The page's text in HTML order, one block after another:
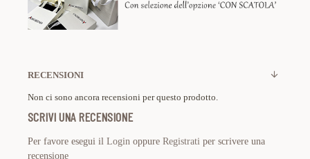
RECENSIONI
Non ci sono ancora recensioni per questo prodotto.
SCRIVI UNA RECENSIONE
Per favore esegui il Login oppure Registrati per scrivere una
recensione